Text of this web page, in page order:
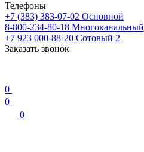
Телефоны
+7 (383) 383-07-02 Основной
8-800-234-80-18 Многоканальный
+7 923 000-88-20 Сотовый 2
Заказать звонок
0
0
0